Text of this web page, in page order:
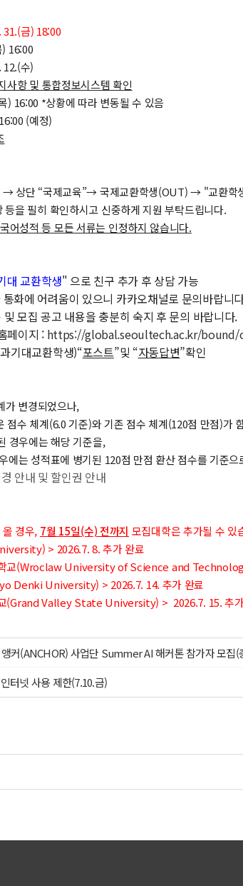
31.(금) 18:00
16:00
12.(수)
항 및 통합정보시스템 확인
) 16:00 *상황에 따라 변동될 수 있음
(예정)
→ 상단 “국제교육”→ 국제교환학생(OUT) → "교환학
을 필히 확인하시고 신중하게 지원 부탁드립니다.
어성적 등 모든 서류는 인정하지 않습니다.
대 교환학생" 으로 친구 추가 후 상담 가능
화에 어려움이 있으니 카카오채널로 문의바랍니
모집 공고 내용을 충분히 숙지 후 문의 바랍니다.
페이지 : https://global.seoultech.ac.kr/
기대교환학생)“포스트”및 “자동답변”확인
가 변경되었으나,
수 체계(6.0 기준)와 기존 점수 체계(120점 만점)가
경우에는 해당 기준을,
는 성적표에 병기된 120점 만점 환산 점수를 기준으
안내 및 할인권 안내
경우, 7월 15일(수) 전까지 모집대학은 추가될 수 있
> 2026.7. 8. 추가 완료
교(Wroclaw University of Science and
Denki University) > 2026.7. 14. 추가 완료
(Grand Valley State University) > 2026.7. 15. 추
커(ANCHOR) 사업단 Summer AI 해커톤 참가자 모집(
터넷 사용 제한(7.10.금)